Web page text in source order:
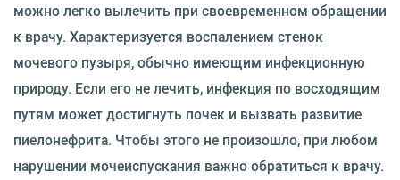
можно легко вылечить при своевременном обращении
к врачу. Характеризуется воспалением стенок
мочевого пузыря, обычно имеющим инфекционную
природу. Если его не лечить, инфекция по восходящим
путям может достигнуть почек и вызвать развитие
пиелонефрита. Чтобы этого не произошло, при любом
нарушении мочеиспускания важно обратиться к врачу.